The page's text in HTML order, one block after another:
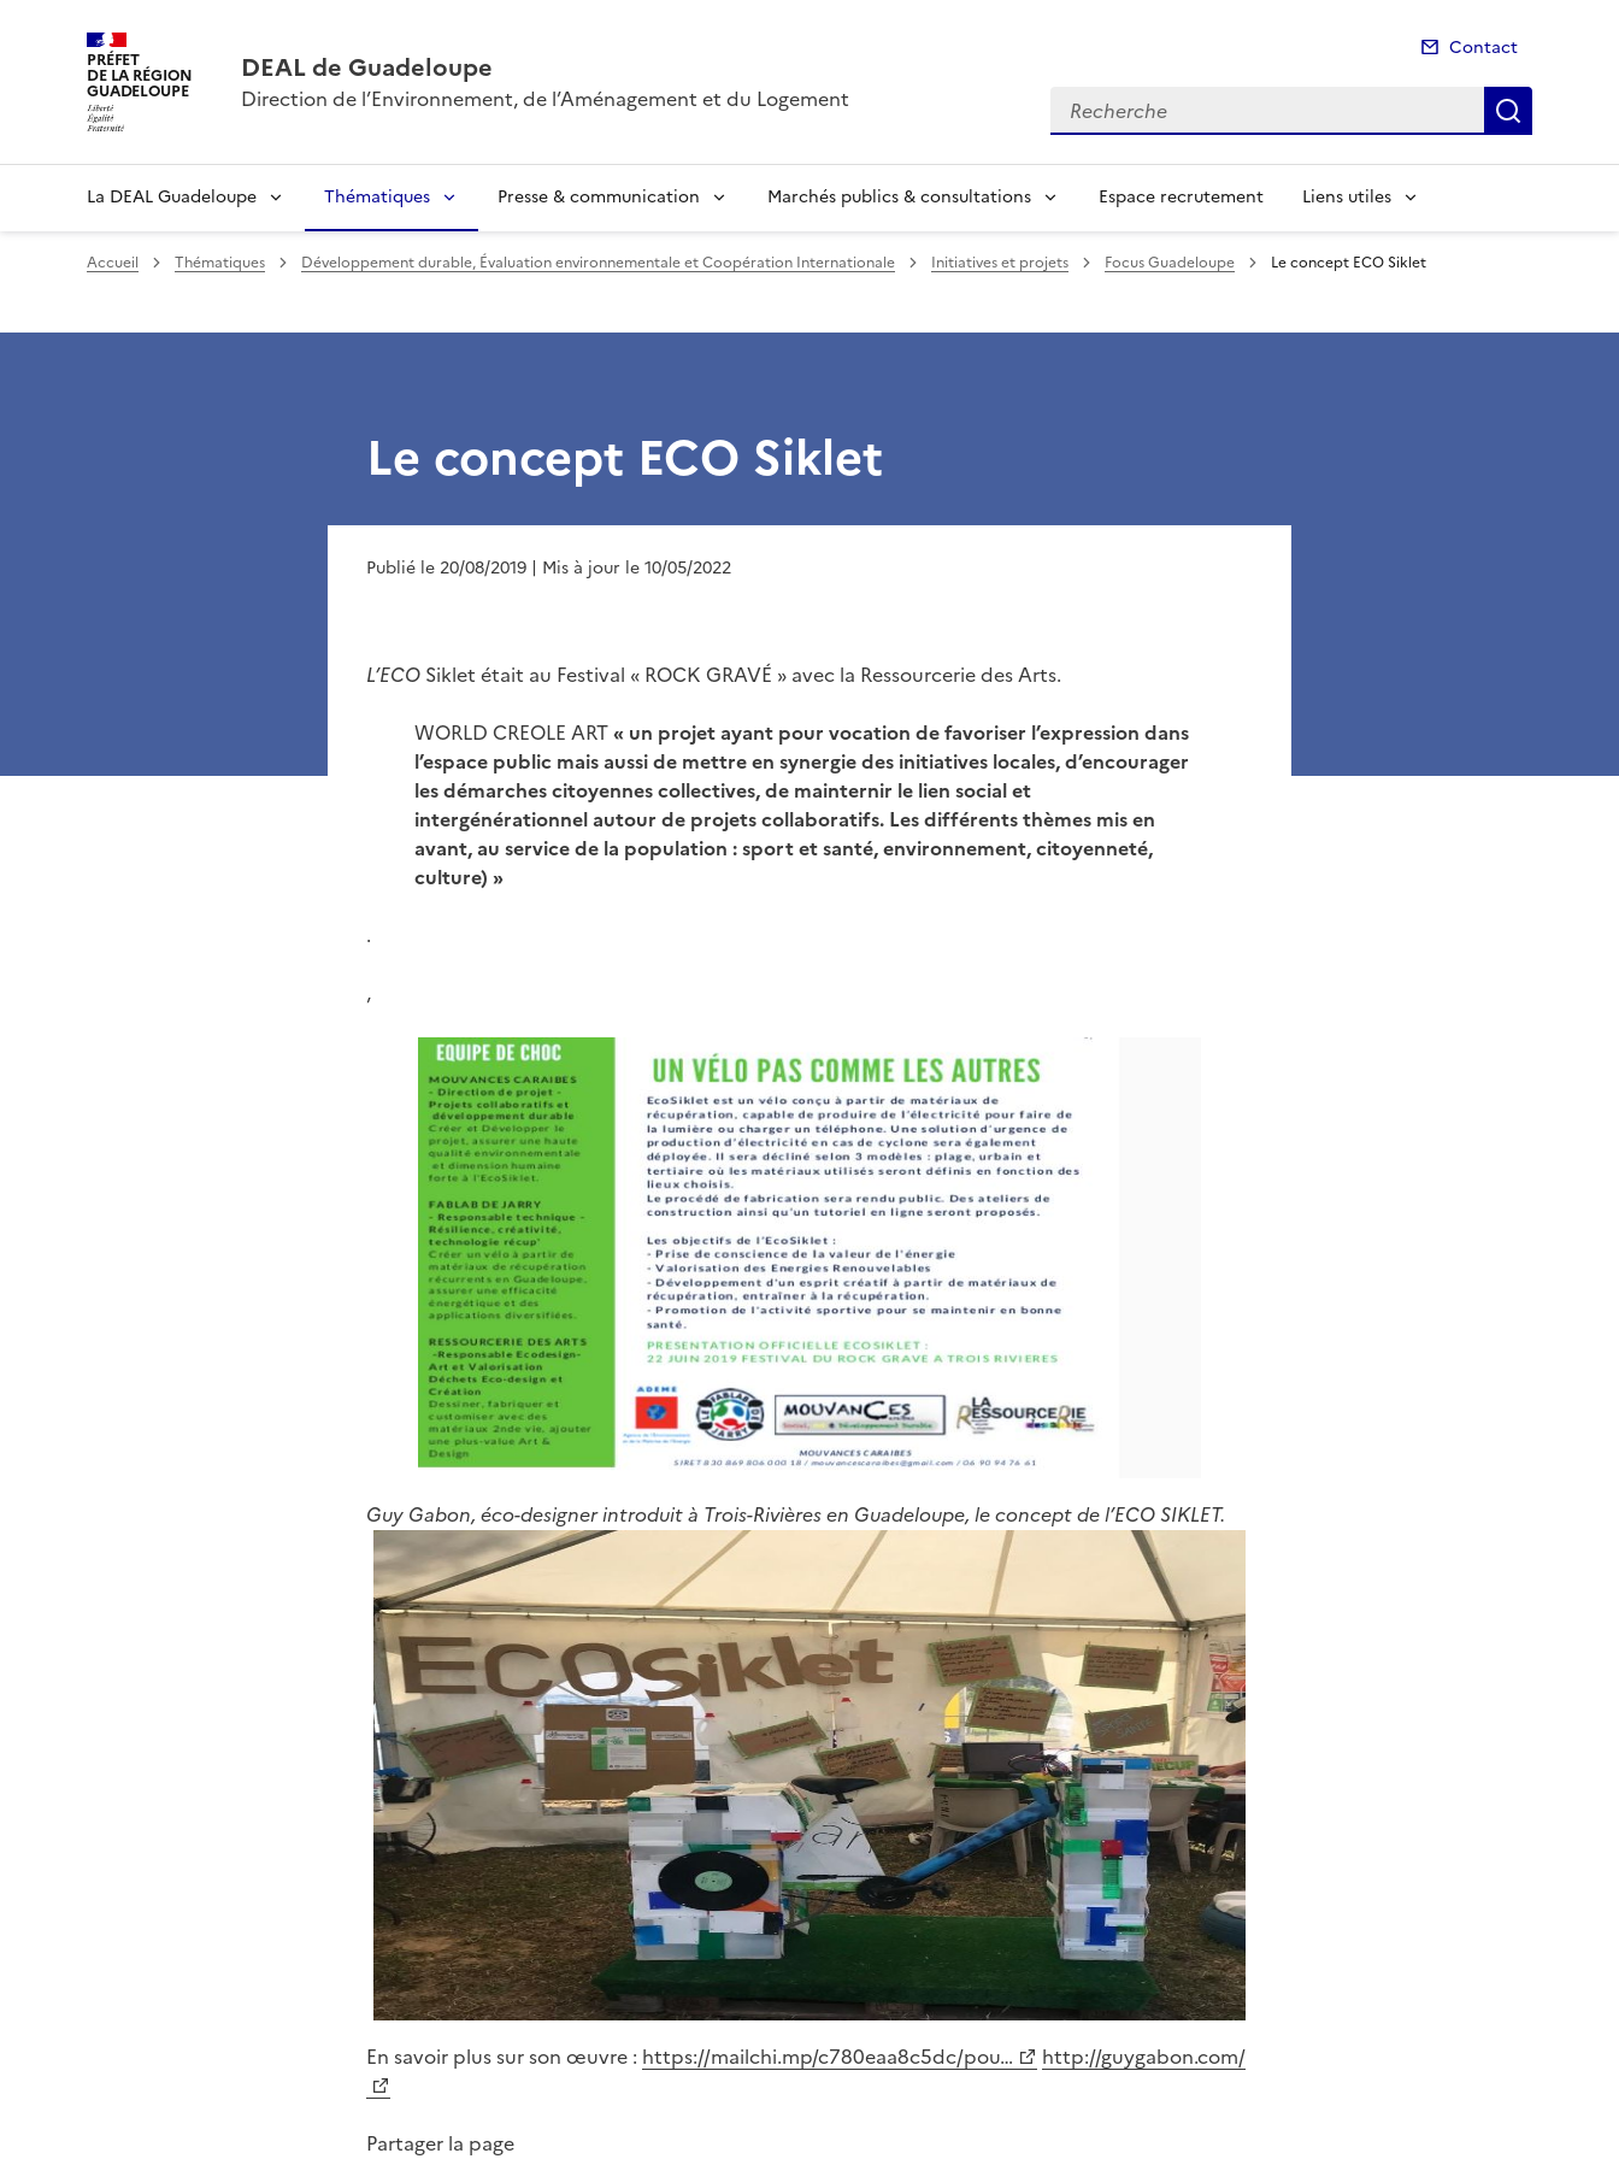
PRÉFET
DE LA RÉGION
GUADELOUPE
DEAL de Guadeloupe
Direction de l’Environnement, de l’Aménagement et du Logement
Contact
Recherche
La DEAL Guadeloupe Thématiques Presse & communication Marchés publics & consultations Espace recrutement Liens utiles
Accueil Thématiques Développement durable, Évaluation environnementale et Coopération Internationale Initiatives et projets Focus Guadeloupe Le concept ECO Siklet
Le concept ECO Siklet
Publié le 20/08/2019 | Mis à jour le 10/05/2022
L’ECO Siklet était au Festival « ROCK GRAVÉ » avec la Ressourcerie des Arts.
WORLD CREOLE ART« un projet ayant pour vocation de favoriser l’expression dans
l’espace public mais aussi de mettre en synergie des initiatives locales, d’encourager
les démarches citoyennes collectives, de mainternir le lien social et
intergénérationnel autour de projets collaboratifs. Les différents thèmes mis en
avant, au service de la population : sport et santé, environnement, citoyenneté,
culture) »
.
,
Guy Gabon, éco-designer introduit à Trois-Rivières en Guadeloupe, le concept de l’ECO SIKLET.
En savoir plus sur son œuvre : https://mailchi.mp/c780eaa8c5dc/pou… http://guygabon.com/
Partager la page